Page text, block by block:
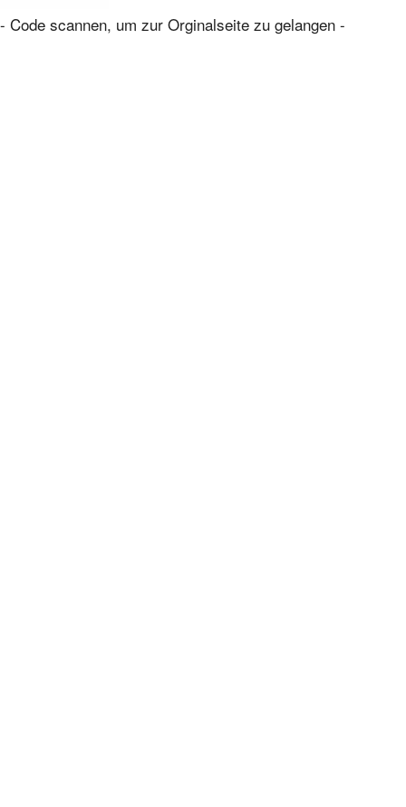
- Code scannen, um zur Orginalseite zu gelangen -